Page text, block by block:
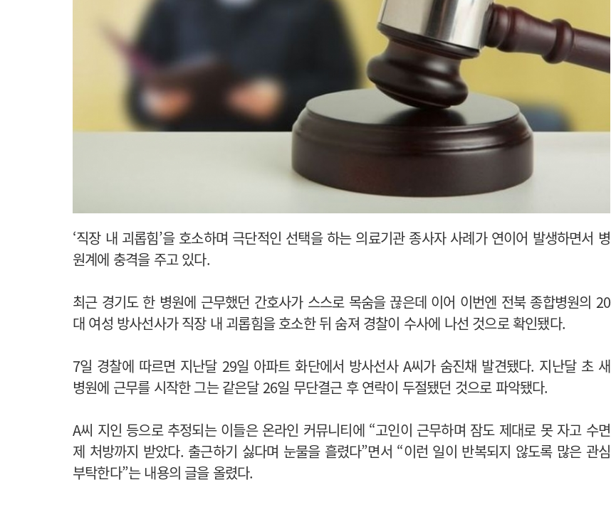
‘직장 내 괴롭힘’을 호소하며 극단적인 선택을 하는 의료기관 종사자 사례가 연이어 발생하면서 병
원계에 충격을 주고 있다.
최근 경기도 한 병원에 근무했던 간호사가 스스로 목숨을 끊은데 이어 이번엔 전북 종합병원의 20
대 여성 방사선사가 직장 내 괴롭힘을 호소한 뒤 숨져 경찰이 수사에 나선 것으로 확인됐다.
7일 경찰에 따르면 지난달 29일 아파트 화단에서 방사선사 A씨가 숨진채 발견됐다. 지난달 초 새
병원에 근무를 시작한 그는 같은달 26일 무단결근 후 연락이 두절됐던 것으로 파악됐다.
A씨 지인 등으로 추정되는 이들은 온라인 커뮤니티에 “고인이 근무하며 잠도 제대로 못 자고 수면
제 처방까지 받았다. 출근하기 싫다며 눈물을 흘렸다”면서 “이런 일이 반복되지 않도록 많은 관심
부탁한다”는 내용의 글을 올렸다.